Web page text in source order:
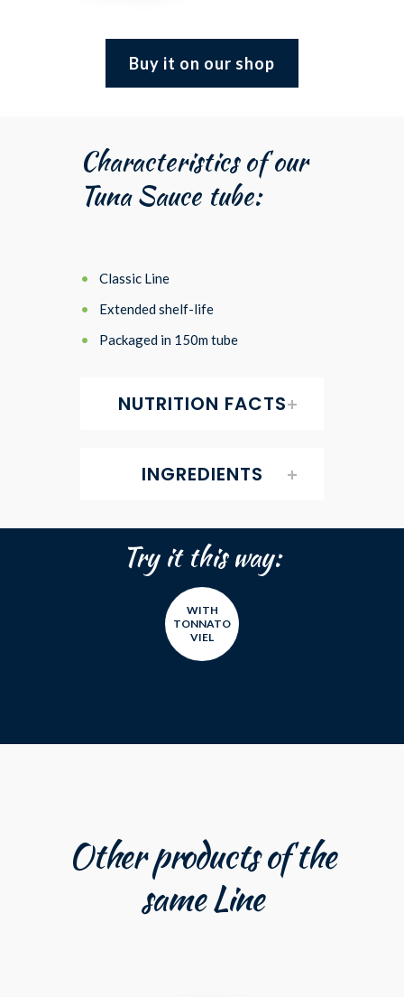
Buy it on our shop
Characteristics of our
Tuna Sauce tube:
Classic Line
Extended shelf-life
Packaged in 150m tube
NUTRITION FACTS
INGREDIENTS
Try it this way:
WITH
TONNATO
VIEL
Other products of the
same Line